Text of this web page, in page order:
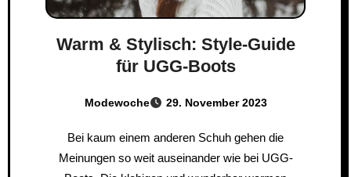
Warm & Stylisch: Style-Guide
für UGG-Boots
Modewoche 29. November 2023
Bei kaum einem anderen Schuh gehen die
Meinungen so weit auseinander wie bei UGG-